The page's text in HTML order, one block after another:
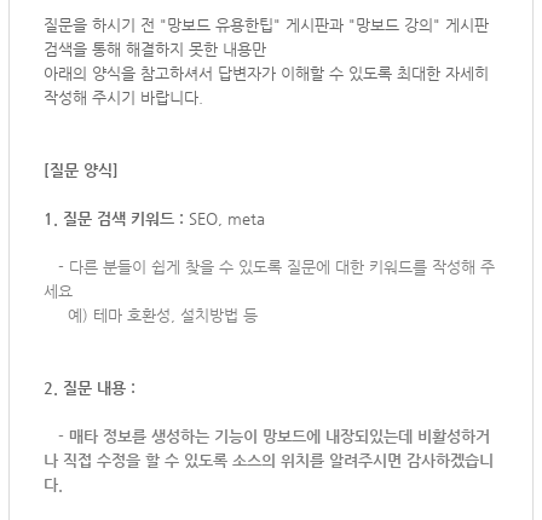
질문을 하시기 전 "망보드 유용한팁" 게시판과 "망보드 강의" 게시판
검색을 통해 해결하지 못한 내용만
아래의 양식을 참고하셔서 답변자가 이해할 수 있도록 최대한 자세히
작성해 주시기 바랍니다.
[질문 양식]
1. 질문 검색 키워드 : SEO, meta
- 다른 분들이 쉽게 찾을 수 있도록 질문에 대한 키워드를 작성해 주
세요
예) 테마 호환성, 설치방법 등
2. 질문 내용 :
- 매타 정보를 생성하는 기능이 망보드에 내장되있는데 비활성하거
나 직접 수정을 할 수 있도록 소스의 위치를 알려주시면 감사하겠습니
다.